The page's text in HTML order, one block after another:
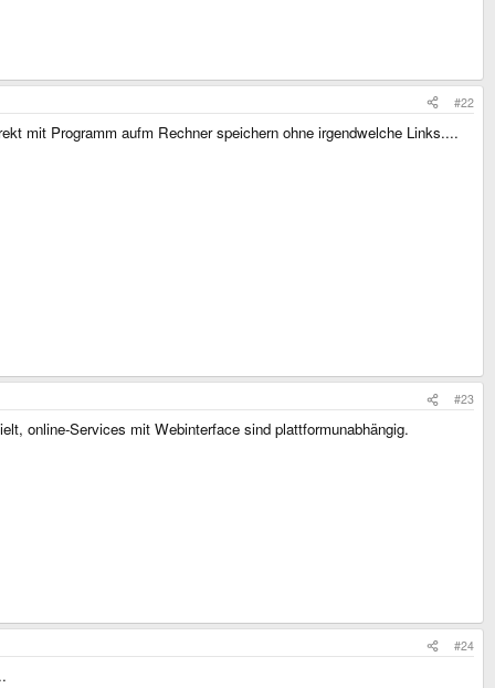
#22
mit Programm aufm Rechner speichern ohne irgendwelche Links....
#23
online-Services mit Webinterface sind plattformunabhängig.
#24